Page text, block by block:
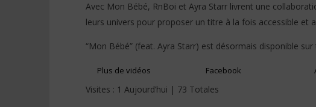
Avec Mon Bébé, RnBoi et Ayra Starr livrent une
leurs univers pour proposer un titre à la fois accessible et
“Mon Bébé” (feat. Ayra Starr) est désormais disponible
Plus de vidéos Facebook
Visites : 1 Aujourd’hui | 73 Totales